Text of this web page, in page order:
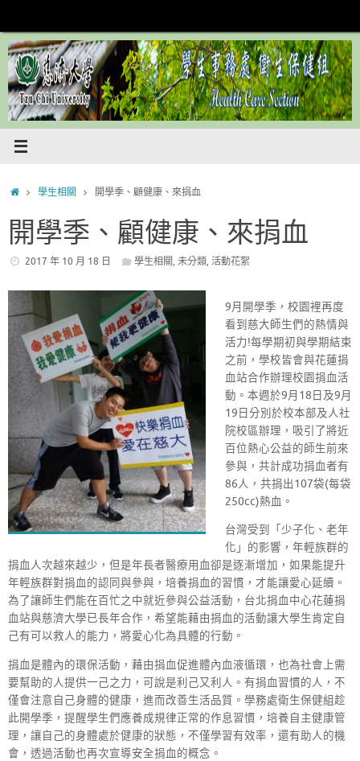
content
Home學生相關 開學季、顧健康、來捐血
開學季、顧健康、來捐血
2017 年 10 月 18 日 學生相關,未分類,活動花絮
9月開學季，校園裡再度
看到慈大師生們的熱情與
活力!每學期初與學期結束
之前，學校皆會與花蓮捐
血站合作辦理校園捐血活
動。本週於9月18日及9月
19日分別於校本部及人社
院校區辦理，吸引了將近
百位熱心公益的師生前來
參與，共計成功捐血者有
86人，共捐出107袋(每袋
250cc)熱血。
台灣受到「少子化、老年
化」的影響，年輕族群的
捐血人次越來越少，但是年長者醫療用血卻是逐漸增加，如果能提升
年輕族群對捐血的認同與參與，培養捐血的習慣，才能讓愛心延續。
為了讓師生們能在百忙之中就近參與公益活動，台北捐血中心花蓮捐
血站與慈濟大學已長年合作，希望能藉由捐血的活動讓大學生肯定自
己有可以救人的能力，將愛心化為具體的行動。
捐血是體內的環保活動，藉由捐血促進體內血液循環，也為社會上需
要幫助的人提供一己之力，可說是利己又利人。有捐血習慣的人，不
僅會注意自己身體的健康，進而改善生活品質。學務處衛生保健組趁
此開學季，提醒學生們應養成規律正常的作息習慣，培養自主健康管
理，讓自己的身體處於健康的狀態，不僅學習有效率，還有助人的機
會，透過活動也再次宣導安全捐血的概念。